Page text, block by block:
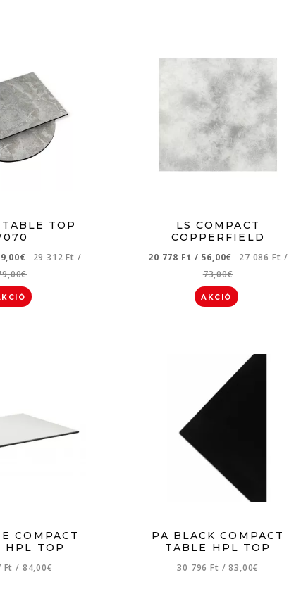
TOP
29 312 Ft/
LS COMPACT
COPPERFIELD
20 778 Ft / 56,00€ 27 086 Ft/
73,00€
AKCIÓ
COMPACT
HPL TOP
Ft/ 84,00€
PA BLACK COMPACT
TABLE HPL TOP
30 796 Ft / 83,00€